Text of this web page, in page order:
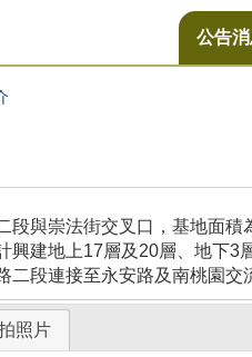
公告
段與崇法街交叉口，基地面
建地上17層及20層、地下3
段連接至永安路及南桃園交
照片